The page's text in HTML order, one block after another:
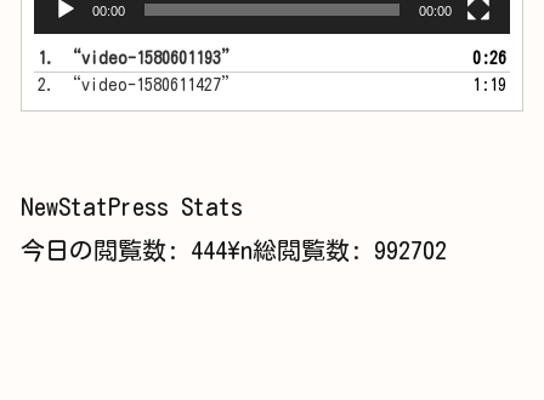
00:00 00:00
1. “video-1580601193”
0:26
2.
“video-1580611427” 1:19
NewStatPress Stats
今日の閲覧数: 444\n総閲覧数: 992702